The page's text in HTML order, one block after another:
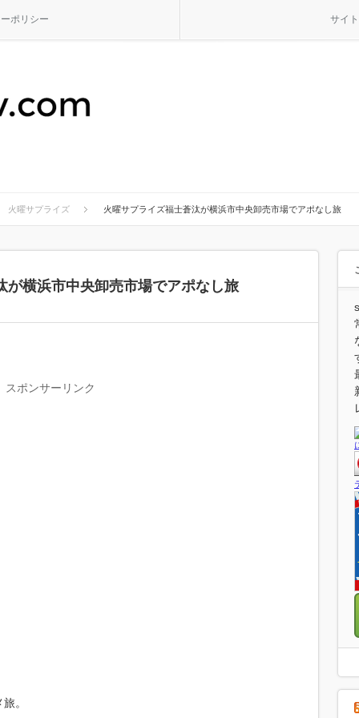
ポリシー サイ
火曜サプライズ 火曜サプライズ福士蒼汰が横浜市中央卸売市場でアポなし旅
が横浜市中央卸売市場でアポなし旅
スポンサーリンク
。